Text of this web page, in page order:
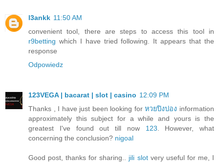
l3ankk 11:50 AM
convenient tool, there are steps to access this tool in
r9betting which I have tried following. It appears that the
response
Odpowiedz
123VEGA | bacarat | slot | casino 12:09 PM
Thanks , I have just been looking forหวยปิงปอง information
approximately this subject for a while and yours is the
greatest I've found out till now 123 . However, what
concerning the conclusion? nigoal
Good post, thanks for sharing.. jili slotvery useful for me, I